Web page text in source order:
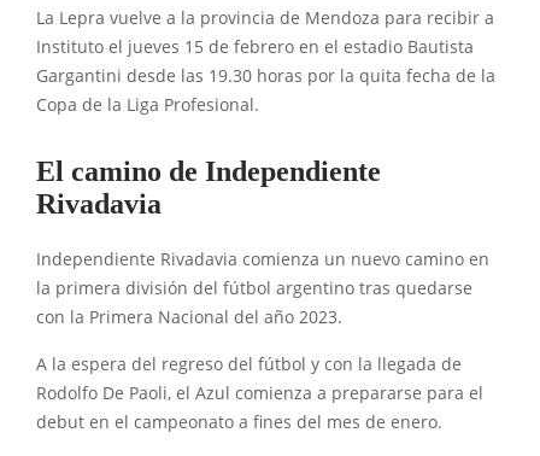
La Lepra vuelve a la provincia de Mendoza para recibir a
Instituto el jueves 15 de febrero en el estadio Bautista
Gargantini desde las 19.30 horas por la quita fecha de la
Copa de la Liga Profesional.
El camino de Independiente
Rivadavia
Independiente Rivadavia comienza un nuevo camino en
la primera división del fútbol argentino tras quedarse
con la Primera Nacional del año 2023.
A la espera del regreso del fútbol y con la llegada de
Rodolfo De Paoli, el Azul comienza a prepararse para el
debut en el campeonato a fines del mes de enero.